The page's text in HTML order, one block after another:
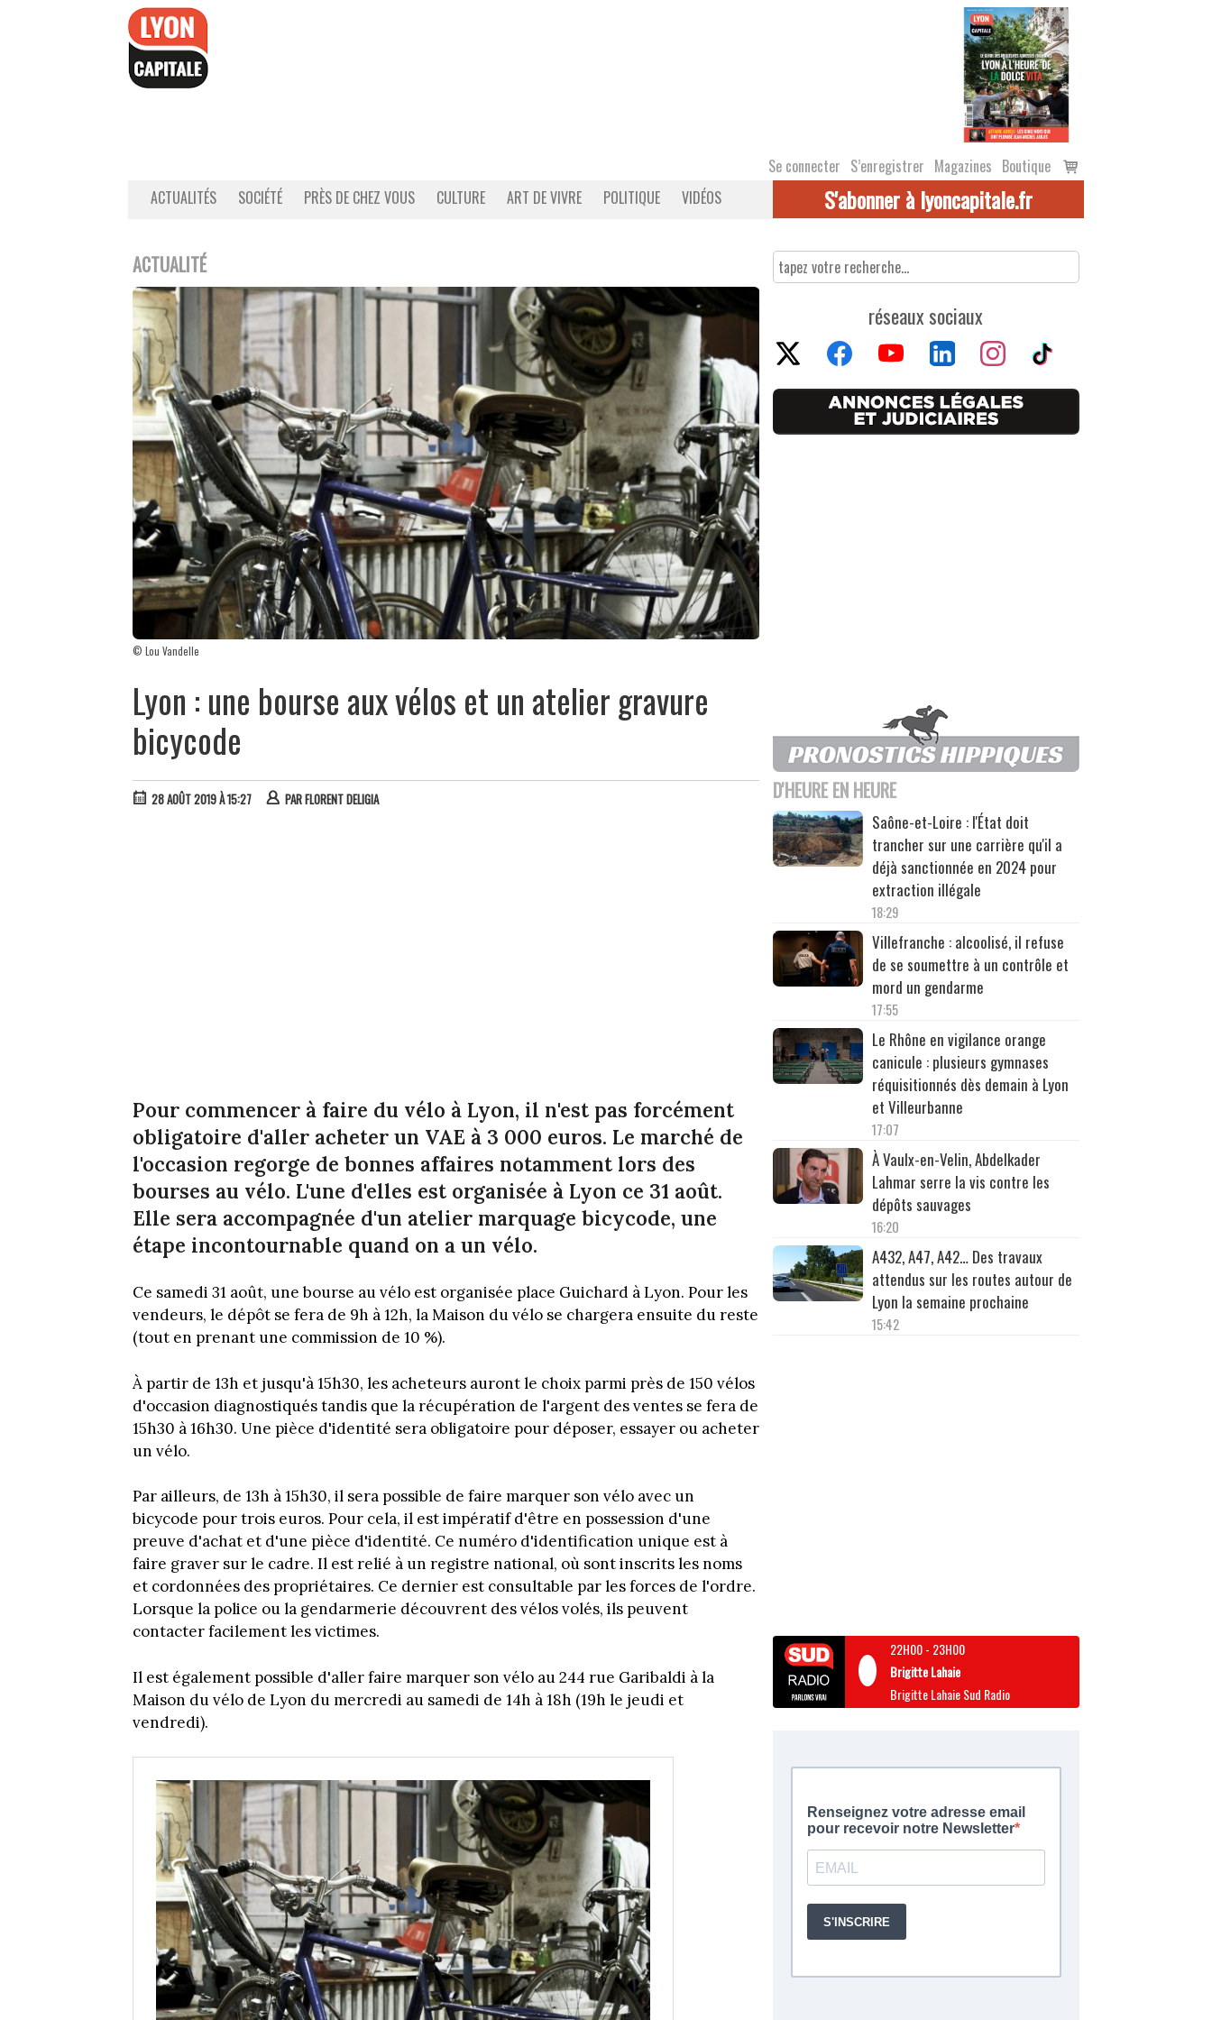
Se connecter S’enregistrer Magazines Boutique
Voir
le
ACTUALITÉS SOCIÉTÉ PRÈS DE CHEZ VOUS CULTURE ART DE VIVRE POLITIQUE VIDÉOS S'abonner à lyoncapitale.fr
ACTUALITÉ
© Lou Vandelle
Lyon : une bourse aux vélos et un atelier gravure
bicycode
28 AOÛT 2019 À 15:27 PARFLORENT DELIGIA
Pour commencer à faire du vélo à Lyon, il n'est pas forcément
obligatoire d'aller acheter un VAE à 3 000 euros. Le marché de
l'occasion regorge de bonnes affaires notamment lors des
bourses au vélo. L'une d'elles est organisée à Lyon ce 31 août.
Elle sera accompagnée d'un atelier marquage bicycode, une
étape incontournable quand on a un vélo.
Ce samedi 31 août, une bourse au vélo est organisée place Guichard à Lyon. Pour les
vendeurs, le dépôt se fera de 9h à 12h, la Maison du vélo se chargera ensuite du reste
(tout en prenant une commission de 10 %).
À partir de 13h et jusqu'à 15h30, les acheteurs auront le choix parmi près de 150 vélos
d'occasion diagnostiqués tandis que la récupération de l'argent des ventes se fera de
15h30 à 16h30. Une pièce d'identité sera obligatoire pour déposer, essayer ou acheter
un vélo.
Par ailleurs, de 13h à 15h30, il sera possible de faire marquer son vélo avec un
bicycode pour trois euros. Pour cela, il est impératif d'être en possession d'une
preuve d'achat et d'une pièce d'identité. Ce numéro d'identification unique est à
faire graver sur le cadre. Il est relié à un registre national, où sont inscrits les noms
et cordonnées des propriétaires. Ce dernier est consultable par les forces de l'ordre.
Lorsque la police ou la gendarmerie découvrent des vélos volés, ils peuvent
contacter facilement les victimes.
Il est également possible d'aller faire marquer son vélo au 244 rue Garibaldi à la
Maison du vélo de Lyon du mercredi au samedi de 14h à 18h (19h le jeudi et
vendredi).
réseaux sociaux
D'HEURE EN HEURE
Saône-et-Loire : l'État doit
trancher sur une carrière qu'il a
déjà sanctionnée en 2024 pour
extraction illégale
18:29
Villefranche : alcoolisé, il refuse
de se soumettre à un contrôle et
mord un gendarme
17:55
Le Rhône en vigilance orange
canicule : plusieurs gymnases
réquisitionnés dès demain à Lyon
et Villeurbanne
17:07
À Vaulx-en-Velin, Abdelkader
Lahmar serre la vis contre les
dépôts sauvages
16:20
A432, A47, A42… Des travaux
attendus sur les routes autour de
Lyon la semaine prochaine
15:42
22H00- 23H00
Brigitte Lahaie
Brigitte Lahaie Sud Radio